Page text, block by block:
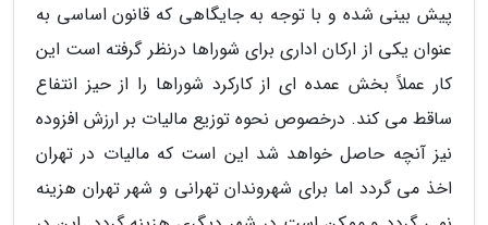
پیش بینی شده و با توجه به جایگاهی که قانون اساسی به
عنوان یکی از ارکان اداری برای شوراها درنظر گرفته است این
کار عملاً بخش عمده ای از کارکرد شوراها را از حیز انتفاع
ساقط می کند. درخصوص نحوه توزیع مالیات بر ارزش افزوده
نیز آنچه حاصل خواهد شد این است که مالیات در تهران
اخذ می گردد اما برای شهروندان تهرانی و شهر تهران هزینه